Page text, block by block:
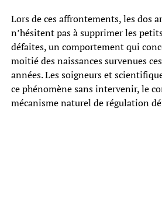
Lors de ces affrontements, les dos
n’hésitent pas à supprimer les
défaites, un comportement qui
moitié des naissances survenues
années. Les soigneurs et
ce phénomène sans intervenir, le
mécanisme naturel de régulation